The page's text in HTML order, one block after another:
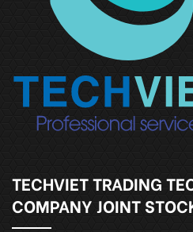
TECHVIET TRADING
COMPANY JOINT